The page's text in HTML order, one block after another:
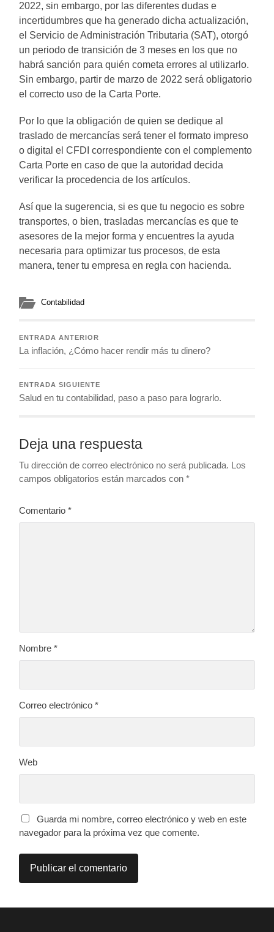
2022, sin embargo, por las diferentes dudas e
incertidumbres que ha generado dicha actualización,
el Servicio de Administración Tributaria (SAT), otorgó
un periodo de transición de 3 meses en los que no
habrá sanción para quién cometa errores al utilizarlo.
Sin embargo, partir de marzo de 2022 será obligatorio
el correcto uso de la Carta Porte.
Por lo que la obligación de quien se dedique al
traslado de mercancías será tener el formato impreso
o digital el CFDI correspondiente con el complemento
Carta Porte en caso de que la autoridad decida
verificar la procedencia de los artículos.
Así que la sugerencia, si es que tu negocio es sobre
transportes, o bien, trasladas mercancías es que te
asesores de la mejor forma y encuentres la ayuda
necesaria para optimizar tus procesos, de esta
manera, tener tu empresa en regla con hacienda.
Contabilidad
ENTRADA ANTERIOR
La inflación, ¿Cómo hacer rendir más tu dinero?
ENTRADA SIGUIENTE
Salud en tu contabilidad, paso a paso para lograrlo.
Deja una respuesta
Tu dirección de correo electrónico no será publicada. Los
campos obligatorios están marcados con*
Comentario*
Nombre*
Correo electrónico*
Web
Guarda mi nombre, correo electrónico y web en este
navegador para la próxima vez que comente.